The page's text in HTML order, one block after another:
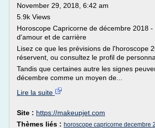
November 29, 2018, 6:42 am
5.9k Views
Horoscope Capricorne de décembre 2018 -
d'amour et de carrière
Lisez ce que les prévisions de l'horoscope
réservent, ou consultez le profil de
Tandis que certaines autre les signes
décembre comme un moyen de...
Lire la suite
Site : https://makeupjet.com
Thèmes liés : horoscope capricorne decembre